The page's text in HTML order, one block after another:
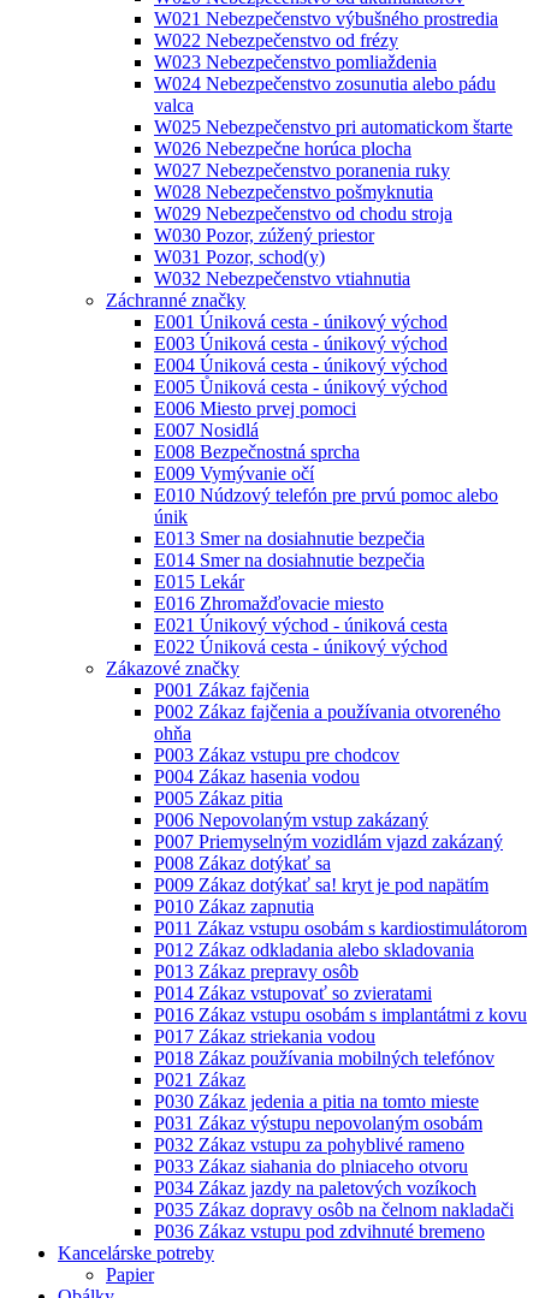
W021 Nebezpečenstvo výbušného prostredia
W022 Nebezpečenstvo od frézy
W023 Nebezpečenstvo pomliaždenia
W024 Nebezpečenstvo zosunutia alebo pádu
valca
W025 Nebezpečenstvo pri automatickom štarte
W026 Nebezpečne horúca plocha
W027 Nebezpečenstvo poranenia ruky
W028 Nebezpečenstvo pošmyknutia
W029 Nebezpečenstvo od chodu stroja
W030 Pozor, zúžený priestor
W031 Pozor, schod(y)
W032 Nebezpečenstvo vtiahnutia
Záchranné značky
E001 Úniková cesta - únikový východ
E003 Úniková cesta - únikový východ
E004 Úniková cesta - únikový východ
E005 Ůniková cesta - únikový východ
E006 Miesto prvej pomoci
E007 Nosidlá
E008 Bezpečnostná sprcha
E009 Vymývanie očí
E010 Núdzový telefón pre prvú pomoc alebo
únik
E013 Smer na dosiahnutie bezpečia
E014 Smer na dosiahnutie bezpečia
E015 Lekár
E016 Zhromažďovacie miesto
E021 Únikový východ - úniková cesta
E022 Úniková cesta - únikový východ
Zákazové značky
P001 Zákaz fajčenia
P002 Zákaz fajčenia a používania otvoreného
ohňa
P003 Zákaz vstupu pre chodcov
P004 Zákaz hasenia vodou
P005 Zákaz pitia
P006 Nepovolaným vstup zakázaný
P007 Priemyselným vozidlám vjazd zakázaný
P008 Zákaz dotýkať sa
P009 Zákaz dotýkať sa! kryt je pod napätím
P010 Zákaz zapnutia
P011 Zákaz vstupu osobám s kardiostimulátorom
P012 Zákaz odkladania alebo skladovania
P013 Zákaz prepravy osôb
P014 Zákaz vstupovať so zvieratami
P016 Zákaz vstupu osobám s implantátmi z kovu
P017 Zákaz striekania vodou
P018 Zákaz používania mobilných telefónov
P021 Zákaz
P030 Zákaz jedenia a pitia na tomto mieste
P031 Zákaz výstupu nepovolaným osobám
P032 Zákaz vstupu za pohyblivé rameno
P033 Zákaz siahania do plniaceho otvoru
P034 Zákaz jazdy na paletových vozíkoch
P035 Zákaz dopravy osôb na čelnom nakladači
P036 Zákaz vstupu pod zdvihnuté bremeno
Kancelárske potreby
Papier